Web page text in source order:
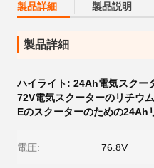
製品詳細 製品説明
製品詳細
ハイライト: 24Ah電気スクー
72V電気スクーターのリチウ
Eのスクーターのための24Ah
電圧: 76.8V